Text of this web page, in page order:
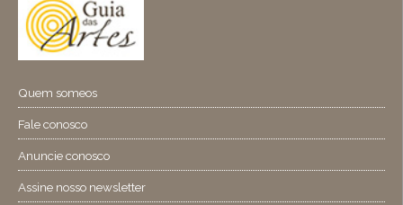
Quem someos
Fale conosco
Anuncie conosco
Assine nosso newsletter